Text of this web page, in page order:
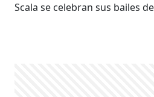
Scala se celebran sus bailes